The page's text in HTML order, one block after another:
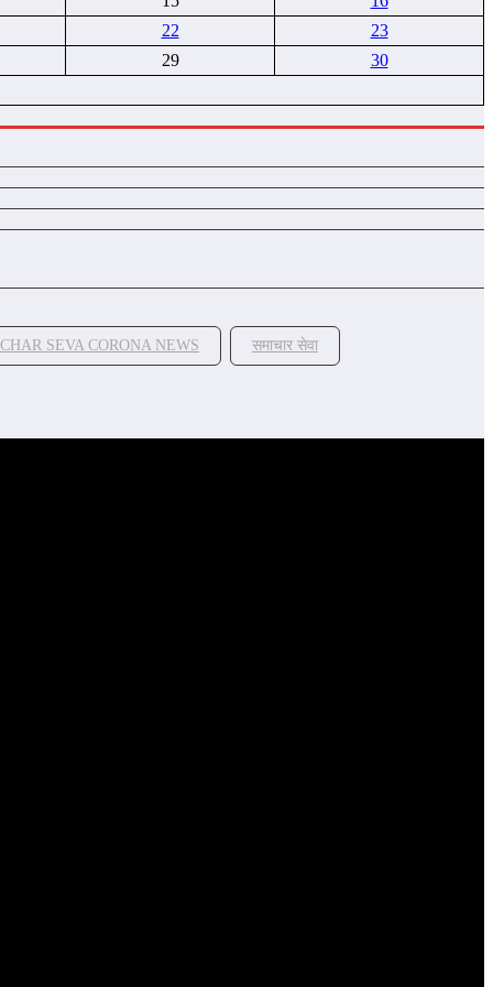
22
23
29
30
SEVA CORONA NEWS समाचार सेवा